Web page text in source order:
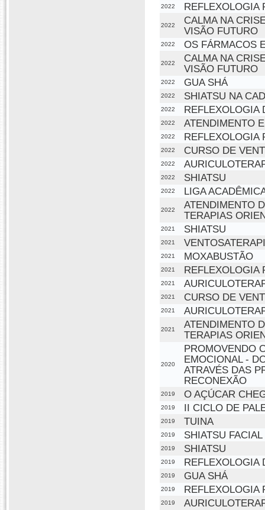
2022 REFLEXOLOGIA
2022
CALMA NA
VISÃO FUTURO
2022 OS FÁRMACOS
2022
CALMA NA
VISÃO FUTURO
2022 GUA SHÁ
2022 SHIATSU NA
2022 REFLEXOLOGIA
2022 ATENDIMENTO
2022 REFLEXOLOGIA
2022 CURSO DE
2022
2022 SHIATSU
2022 LIGA
2022
ATENDIMENTO
TERAPIAS
2021 SHIATSU
2021
2021 MOXABUSTÃO
2021 REFLEXOLOGIA
2021
2021 CURSO DE
2021
2021
ATENDIMENTO
TERAPIAS
2020
PROMOVENDO
EMOCIONAL -
ATRAVÉS DAS
RECONEXÃO
2019 O AÇÚCAR
2019 II CICLO DE
2019 TUINA
2019 SHIATSU FACIAL
2019 SHIATSU
2019 REFLEXOLOGIA
2019 GUA SHÁ
2019 REFLEXOLOGIA
2019